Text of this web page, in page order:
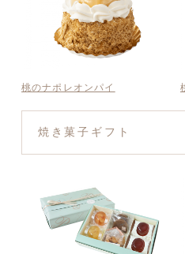
桃のナポレオンパイ
焼き菓子ギフト